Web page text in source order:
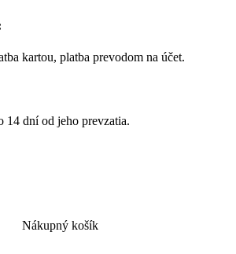
kartou, platba prevodom na účet.
14 dní od jeho prevzatia.
Nákupný košík